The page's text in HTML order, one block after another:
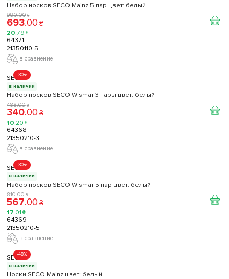
Набор носков SECO Mainz 5 пар цвет: белый
990.00 ₴
693.00 ₴
20.79 ₴
64371
21350110-5
в сравнение
-30%
SECO
в наличии
Набор носков SECO Wismar 3 пары цвет: белый
488.00 ₴
340.00 ₴
10.20 ₴
64368
21350210-3
в сравнение
-30%
SECO
в наличии
Набор носков SECO Wismar 5 пар цвет: белый
810.00 ₴
567.00 ₴
17.01 ₴
64369
21350210-5
в сравнение
-48%
SECO
в наличии
Носки SECO Mainz цвет: белый